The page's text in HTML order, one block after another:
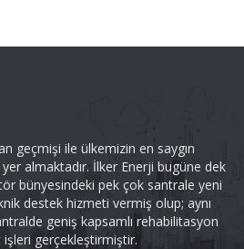
geçmişi ile ülkemizin en saygın
almaktadır. İlker Enerji bugüne dek
bünyesindeki pek çok santrale yeni
destek hizmeti vermiş olup; aynı
geniş kapsamlı rehabilitasyon
gerçekleştirmiştir.